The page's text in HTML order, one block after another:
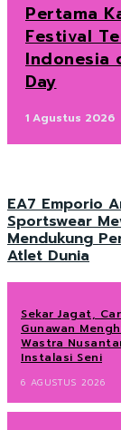
Pertama
Festival
Indonesia
Day
1 Agustus 2026
EA7 Emporio
Sportswear
Mendukung
Atlet Dunia
Sekar Jagat,
Gunawan
Wastra
Instalasi Seni
6 AGUSTUS 2026